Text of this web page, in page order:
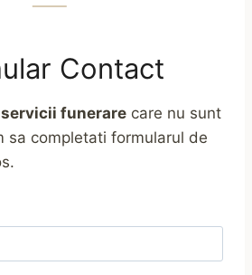
Contact
funerare care nu sunt
sa completati formularul de